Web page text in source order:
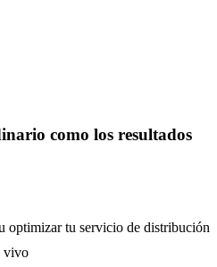
como los resultados
optimizar tu servicio de distribución
vivo